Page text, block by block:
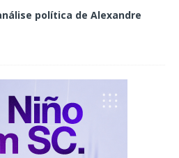
política de Alexandre